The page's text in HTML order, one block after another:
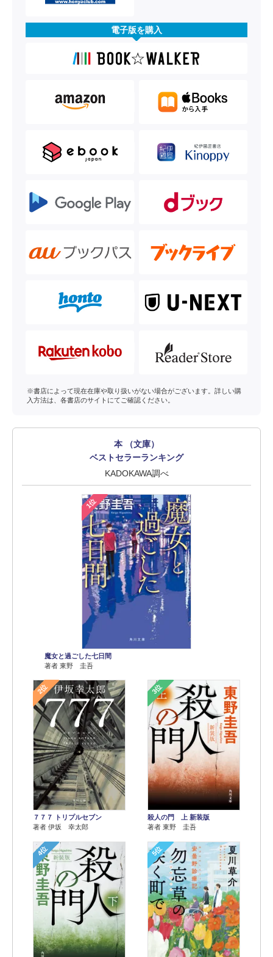
電子版を購入
※書店によって現在在庫や取り扱いがない場合がございます。詳しい購
入方法は、各書店のサイトにてご確認ください。
本 （文庫）
ベストセラーランキング
KADOKAWA調べ
1位
魔女と過ごした七日間
著者 東野 圭吾
2位
７７７ トリプルセブン
著者 伊坂 幸太郎
3位
殺人の門 上 新装版
著者 東野 圭吾
4位 5位